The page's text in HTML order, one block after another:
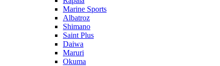
Marine Sports
Albatroz
Shimano
Saint Plus
Daiwa
Maruri
Okuma